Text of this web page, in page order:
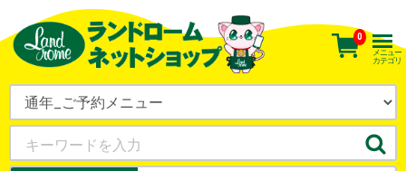
0
メニュー
カテゴリ